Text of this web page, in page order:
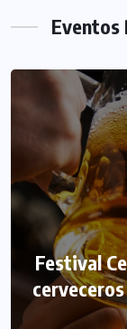
Eventos
Festival